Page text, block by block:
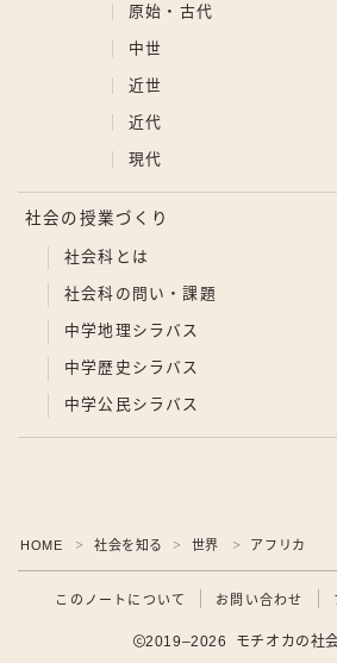
原始・古代
中世
近世
近代
現代
社会の授業づくり
社会科とは
社会科の問い・課題
中学地理シラバス
中学歴史シラバス
中学公民シラバス
HOME ＞ 社会を知る ＞ 世界 ＞ アフリカ
このノートについて お問い合わせ
2019–2026 モチオカの社